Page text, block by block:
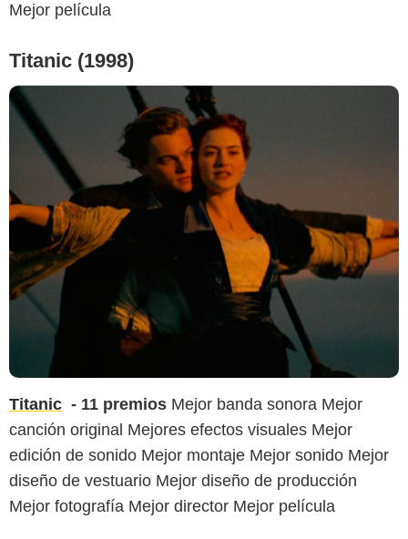
Mejor película
Titanic (1998)
Titanic - 11 premios Mejor banda sonora Mejor
canción original Mejores efectos visuales Mejor
edición de sonido Mejor montaje Mejor sonido Mejor
diseño de vestuario Mejor diseño de producción
Mejor fotografía Mejor director Mejor película